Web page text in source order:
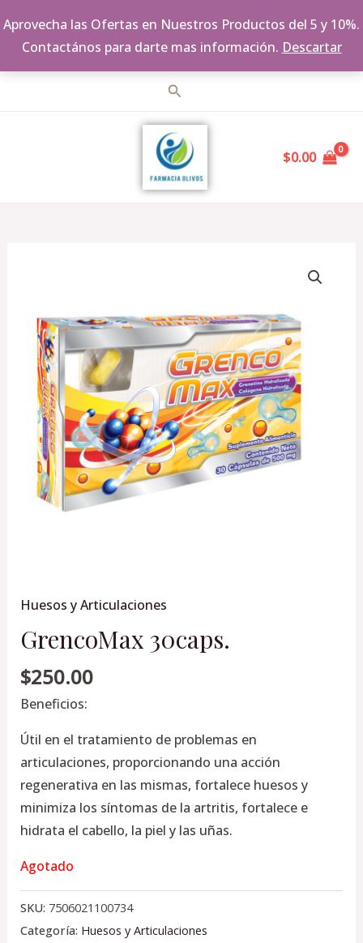
Aprovecha las Ofertas en Nuestros Productos del 5 y 10%.
Contactános para darte mas información. Descartar
Buscar
$0.00
Huesos y Articulaciones
GrencoMax 30caps.
$250.00
Beneficios:
Útil en el tratamiento de problemas en
articulaciones, proporcionando una acción
regenerativa en las mismas, fortalece huesos y
minimiza los síntomas de la artritis, fortalece e
hidrata el cabello, la piel y las uñas.
Agotado
SKU: 7506021100734
Categoría: Huesos y Articulaciones